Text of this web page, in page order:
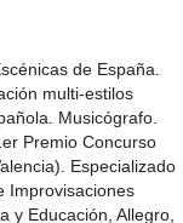
de España.
multi-estilos
Musicógrafo.
Premio Concurso
Especializado
Improvisaciones
y Educación, Allegro,